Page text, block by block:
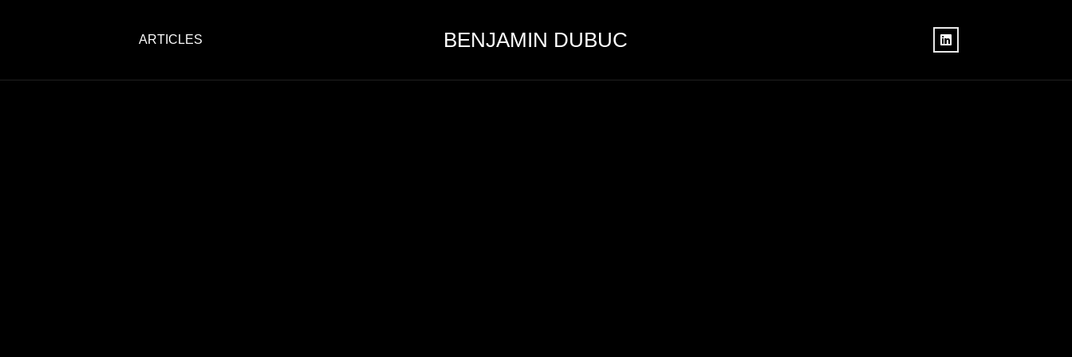
ARTICLES BENJAMIN DUBUC